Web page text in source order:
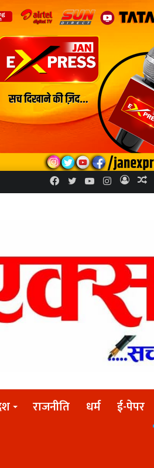
Log
Instagram
YouTube
Twitter
Facebook
राजनीति धर्म ई-पेपर